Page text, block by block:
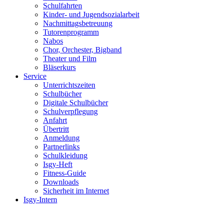
Schulfahrten
Kinder- und Jugendsozialarbeit
Nachmittagsbetreuung
Tutorenprogramm
Nabos
Chor, Orchester, Bigband
Theater und Film
Bläserkurs
Service
Unterrichtszeiten
Schulbücher
Digitale Schulbücher
Schulverpflegung
Anfahrt
Übertritt
Anmeldung
Partnerlinks
Schulkleidung
Isgy-Heft
Fitness-Guide
Downloads
Sicherheit im Internet
Isgy-Intern